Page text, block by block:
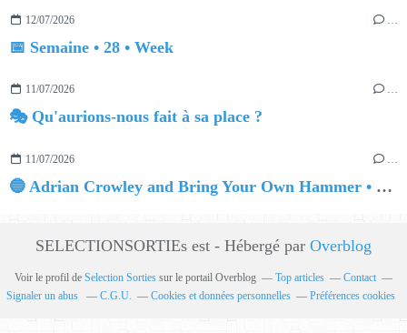
12/07/2026 …
📅 Semaine • 28 • Week
11/07/2026 …
🎭 Qu'aurions-nous fait à sa place ?
11/07/2026
🔵 Adrian Crowley and Bring Your Own Hammer • Quinn The Adventurer
SELECTIONSORTIEs est - Hébergé par Overblog
Voir le profil de Selection Sorties sur le portail Overblog Top articles
Contact
Signaler un abus
C.G.U. Cookies et données personnelles Préférences cookies